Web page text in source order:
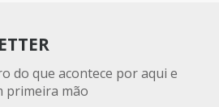
do que acontece por aqui e
primeira mão